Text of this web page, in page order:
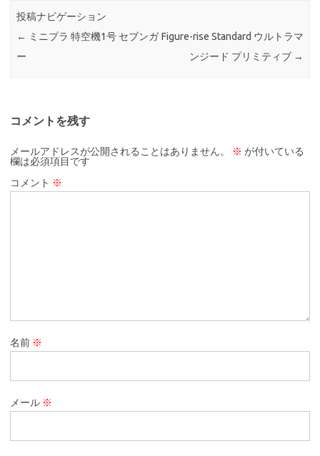
投稿ナビゲーション
← ミニプラ 特空機1号 セブンガ
ー
Figure-rise Standard ウルトラマ
ンジード プリミティブ →
コメントを残す
メールアドレスが公開されることはありません。 ※ が付いている
欄は必須項目です
コメント ※
名前 ※
メール ※